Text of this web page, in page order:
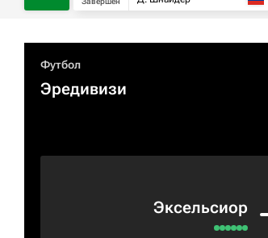
Футбол
Эредивизи
Эксельсиор